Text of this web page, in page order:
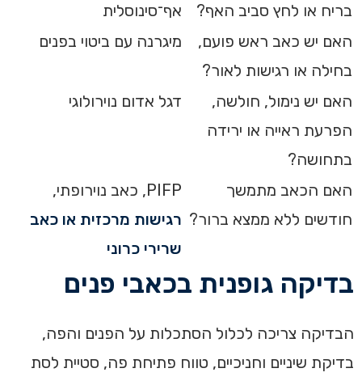
בריח או לחץ סביב האף?
אף־סינוסלית
האם יש כאב ראש פועם,
בחילה או רגישות לאור?
מיגרנה עם ביטוי בפנים
האם יש נימול, חולשה,
הפרעת ראייה או ירידה
בתחושה?
דגל אדום נוירולוגי
האם הכאב מתמשך
חודשים ללא ממצא ברור?
PIFP, כאב נוירופתי,
רגישות מרכזית או כאב
שרירי כרוני
בדיקה גופנית בכאבי פנים
הבדיקה צריכה לכלול הסתכלות על הפנים והפה,
בדיקת שיניים וחניכיים, טווח פתיחת פה, סטיית לסת